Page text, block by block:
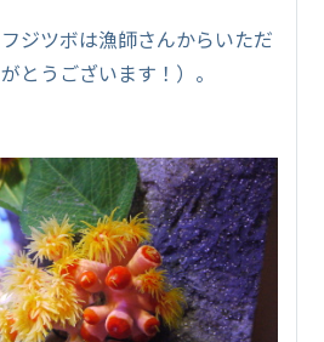
ジツボは漁師さんからいただ
とうございます！）。